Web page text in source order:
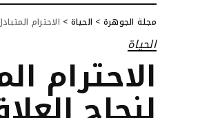
مجلة الجوهرة > الحياة > الاحترام
الحياة
الاحترام